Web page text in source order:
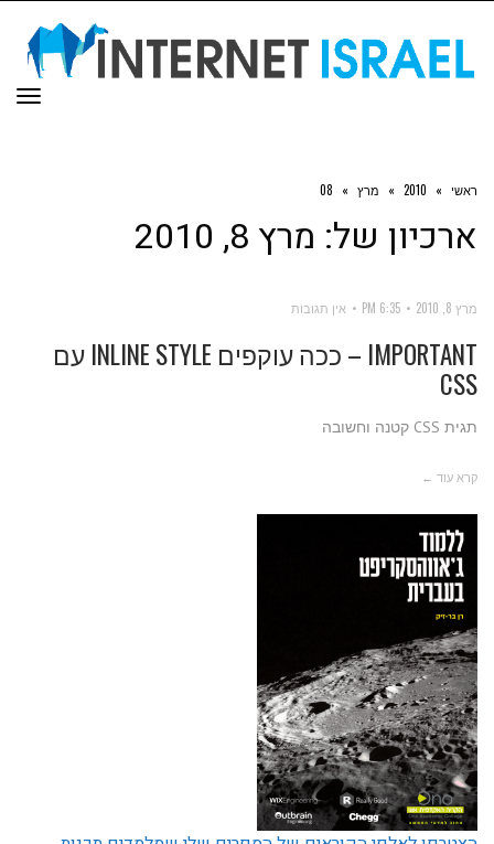
ראשי »
2010
» מרץ »
08
ארכיון של: מרץ 8, 2010
מרץ 8, 2010 6:35 PM אין תגובות
IMPORTANT – ככה עוקפים INLINE STYLE עם
CSS
תגית CSS קטנה וחשובה
קרא עוד ←